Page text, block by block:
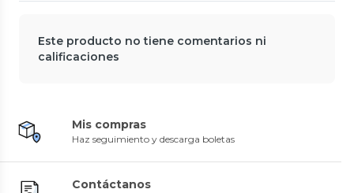
Este producto no tiene comentarios ni
calificaciones
Mis compras
Haz seguimiento y descarga boletas
Contáctanos